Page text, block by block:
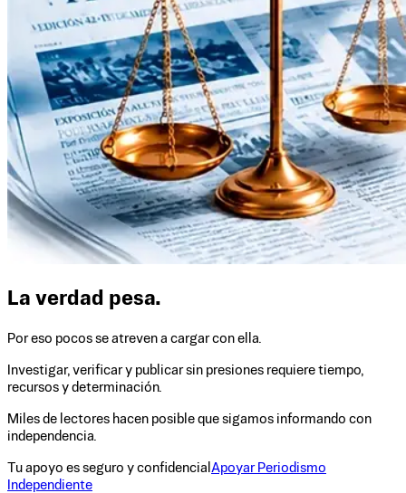
La verdad pesa.
Por eso pocos se atreven a cargar con ella.
Investigar, verificar y publicar sin presiones requiere tiempo,
recursos y determinación.
Miles de lectores hacen posible que sigamos informando con
independencia.
Tu apoyo es seguro y confidencial Apoyar Periodismo
Independiente